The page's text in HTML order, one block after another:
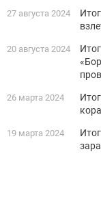
27 августа 2024
20 августа 2024
26 марта 2024
19 марта 2024